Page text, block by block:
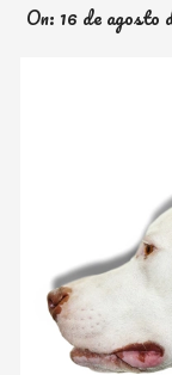
On: 16 de agosto